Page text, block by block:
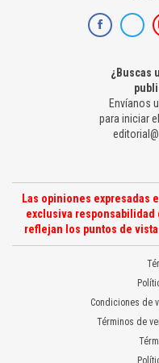
¿Buscas
Envíanos
para iniciar
Las opiniones expresadas
exclusiva responsabilidad
reflejan los puntos de
Condiciones de
Términos de